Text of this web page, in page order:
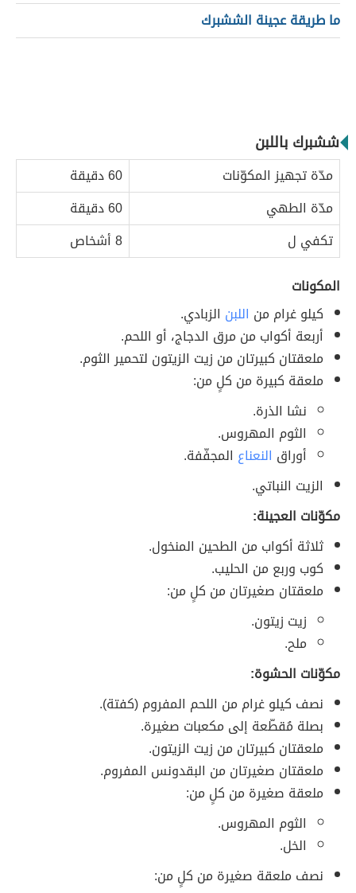
ما طريقة عجينة الششبرك
ششبرك باللبن
مدّة تجهيز المكوّنات
60 دقيقة
مدّة الطهي
60 دقيقة
تكفي ل
8 أشخاص
المكونات
كيلو غرام من اللبن الزبادي.
أربعة أكواب من مرق الدجاج، أو اللحم.
ملعقتان كبيرتان من زيت الزيتون لتحمير الثوم.
ملعقة كبيرة من كلٍ من:
نشا الذرة.
الثوم المهروس.
أوراق النعناع المجفّفة.
الزيت النباتي.
مكوّنات العجينة:
ثلاثة أكواب من الطحين المنخول.
كوب وربع من الحليب.
ملعقتان صغيرتان من كلٍ من:
زيت زيتون.
ملح.
مكوّنات الحشوة:
نصف كيلو غرام من اللحم المفروم (كفتة).
بصلة مُقطّعة إلى مكعبات صغيرة.
ملعقتان كبيرتان من زيت الزيتون.
ملعقتان صغيرتان من البقدونس المفروم.
ملعقة صغيرة من كلٍ من:
الثوم المهروس.
الخل.
نصف ملعقة صغيرة من كلٍ من: